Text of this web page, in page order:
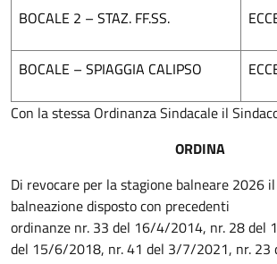
BOCALE 2 – STAZ. FF.SS.
BOCALE – SPIAGGIA CALIPSO
Con la stessa Ordinanza Sindacale il
ORDINA
Di revocare per la stagione balneare 2026
balneazione disposto con precedenti
ordinanze nr. 33 del 16/4/2014, nr. 28 del
del 15/6/2018, nr. 41 del 3/7/2021, nr.